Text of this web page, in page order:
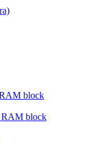
block
RAM block